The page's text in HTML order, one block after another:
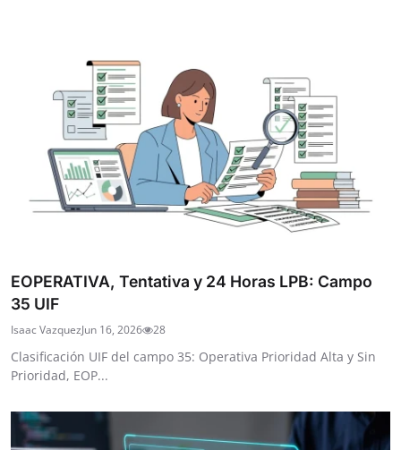
EOPERATIVA, Tentativa y 24 Horas LPB: Campo
35 UIF
Isaac VazquezJun 16, 2026 28
Clasificación UIF del campo 35: Operativa Prioridad Alta y Sin
Prioridad, EOP...